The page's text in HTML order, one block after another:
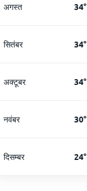
अगस्त 34°
सितंबर 34°
अक्टूबर 34°
नवंबर 30°
दिसम्बर 24°